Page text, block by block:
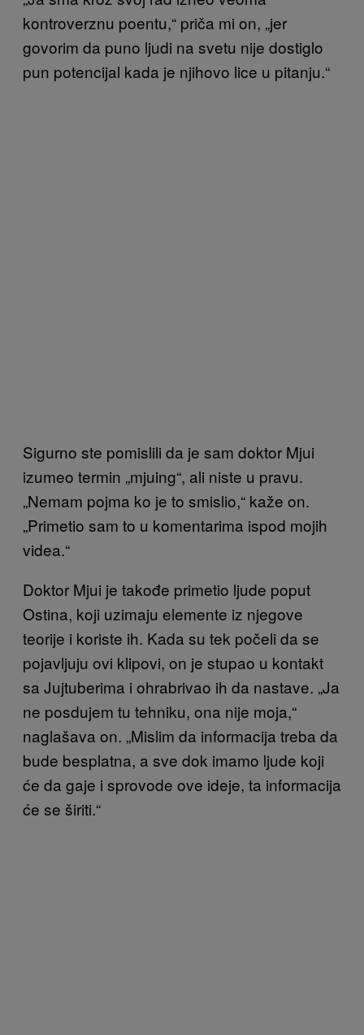
kontroverznu poentu,“ priča mi on, „jer
govorim da puno ljudi na svetu nije dostiglo
pun potencijal kada je njihovo lice u pitanju.“
Sigurno ste pomislili da je sam doktor Mjui
izumeo termin „mjuing“, ali niste u pravu.
„Nemam pojma ko je to smislio,“ kaže on.
„Primetio sam to u komentarima ispod mojih
videa.“
Doktor Mjui je takođe primetio ljude poput
Ostina, koji uzimaju elemente iz njegove
teorije i koriste ih. Kada su tek počeli da se
pojavljuju ovi klipovi, on je stupao u kontakt
sa Jujtuberima i ohrabrivao ih da nastave. „Ja
ne posdujem tu tehniku, ona nije moja,“
naglašava on. „Mislim da informacija treba da
bude besplatna, a sve dok imamo ljude koji
će da gaje i sprovode ove ideje, ta informacija
će se širiti.“